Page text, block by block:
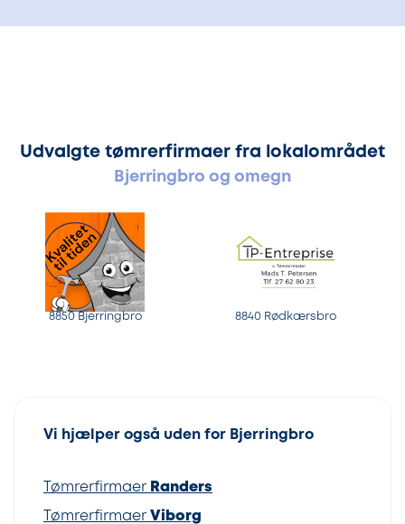
Udvalgte tømrerfirmaer fra lokalområdet
Bjerringbro og omegn
8850 Bjerringbro 8840 Rødkærsbro
Vi hjælper også uden for Bjerringbro
Tømrerfirmaer Randers
Tømrerfirmaer Viborg